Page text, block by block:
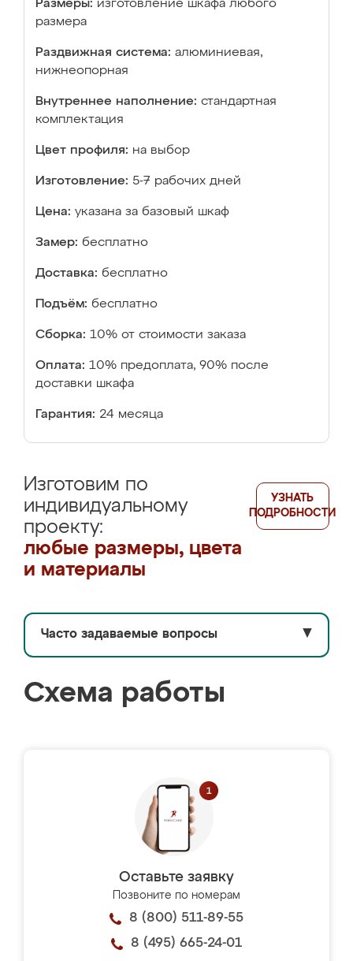
Размеры: изготовление шкафа любого
размера
Раздвижная система: алюминиевая,
нижнеопорная
Внутреннее наполнение: стандартная
комплектация
Цвет профиля: на выбор
Изготовление: 5-7 рабочих дней
Цена: указана за базовый шкаф
Замер: бесплатно
Доставка: бесплатно
Подъём: бесплатно
Сборка: 10% от стоимости заказа
Оплата: 10% предоплата, 90% после
доставки шкафа
Гарантия: 24 месяца
Изготовим по
индивидуальному
проекту:
любые размеры, цвета
и материалы
УЗНАТЬ
ПОДРОБНОСТИ
Часто задаваемые вопросы ▼
Схема работы
Оставьте заявку
Позвоните по номерам
8 (800) 511-89-55
8 (495) 665-24-01